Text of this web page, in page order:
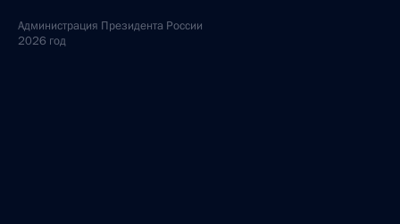
Администрация Президента России
2026 год